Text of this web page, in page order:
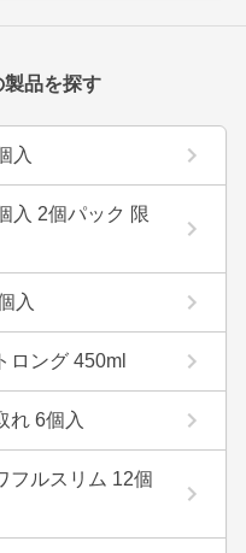
製品を探す
入
入 2個パック 限
入
ロング 450ml
れ 6個入
フルスリム 12個